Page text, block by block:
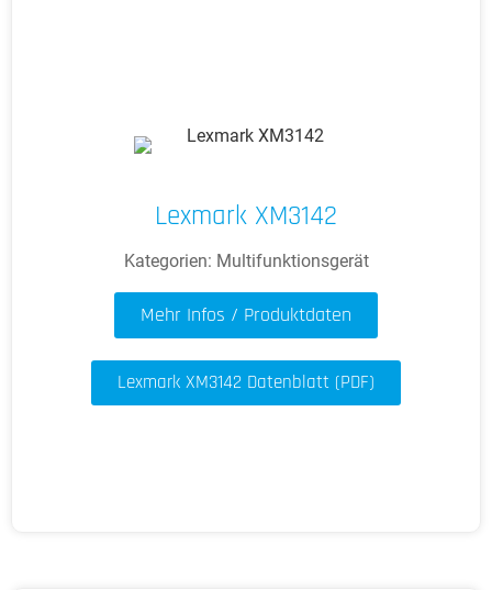
Lexmark XM3142
Kategorien: Multifunktionsgerät
Mehr Infos / Produktdaten
Lexmark XM3142 Datenblatt (PDF)